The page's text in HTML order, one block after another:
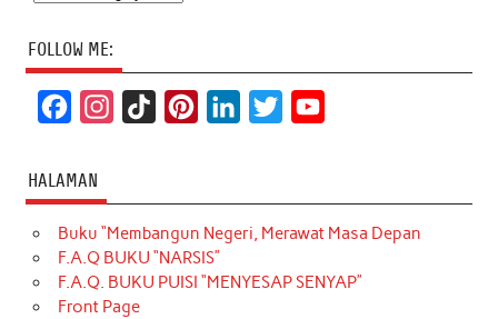
FOLLOW ME:
c
e
b
o
o
t
a
g
r
T
o
k
t
e
r
k
e
d
t
t
e
T
u
b
HALAMAN
Buku “Membangun Negeri, Merawat Masa Depan
F.A.Q BUKU “NARSIS”
F.A.Q. BUKU PUISI “MENYESAP SENYAP”
Front Page